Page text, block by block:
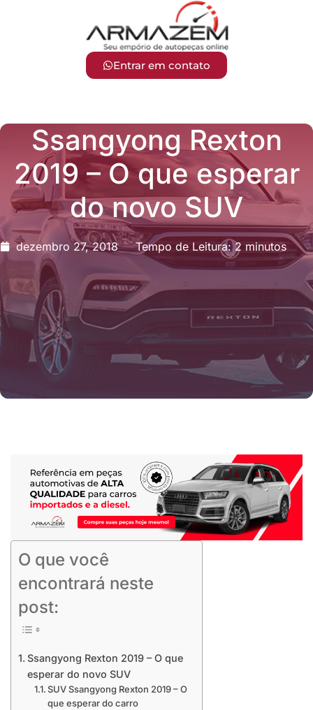
Entrar em contato
Ssangyong Rexton
2019 – O que esperar
do novo SUV
dezembro 27, 2018 Tempo de Leitura: 2 minutos
O que você
encontrará neste
post:
Ssangyong Rexton 2019 – O que
esperar do novo SUV
SUV Ssangyong Rexton 2019 – O
que esperar do carro